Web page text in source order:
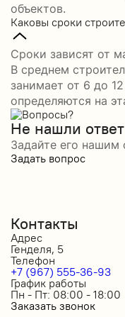
объектов.
Каковы сроки
Сроки зависят от
В среднем
занимает от 6 до
определяются на
Не нашли
Задайте его нашим
Задать вопрос
Контакты
Адрес
Генделя, 5
Телефон
+7 (967) 555-36-93
График работы
Пн - Пт: 08:00 - 18:00
Заказать звонок